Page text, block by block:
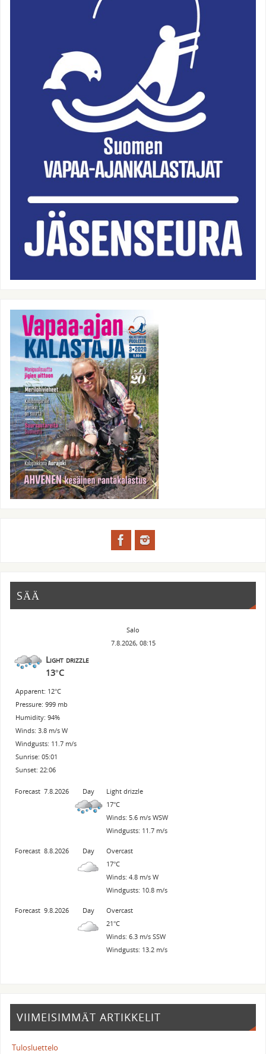
SÄÄ
Salo
7.8.2026, 08:15
Light drizzle
13°C
Apparent: 12°C
Pressure: 999 mb
Humidity: 94%
Winds: 3.8 m/s W
Windgusts: 11.7 m/s
Sunrise: 05:01
Sunset: 22:06
Forecast 7.8.2026 Day
Light drizzle
17°C
Winds: 5.6 m/s WSW
Windgusts: 11.7 m/s
Forecast 8.8.2026 Day
Overcast
17°C
Winds: 4.8 m/s W
Windgusts: 10.8 m/s
Forecast 9.8.2026 Day
Overcast
21°C
Winds: 6.3 m/s SSW
Windgusts: 13.2 m/s
VIIMEISIMMÄT ARTIKKELIT
Tulosluettelo